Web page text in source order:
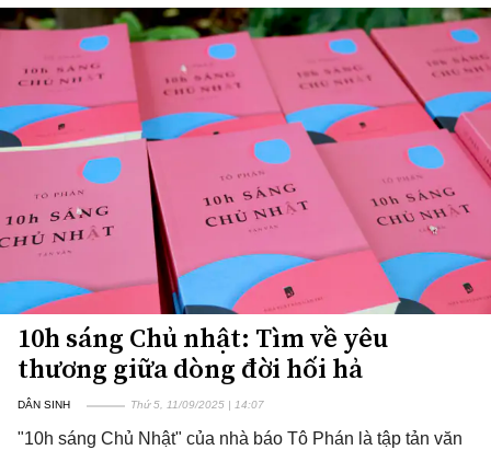
10h sáng Chủ nhật: Tìm về yêu
thương giữa dòng đời hối hả
DÂN SINH Thứ 5, 11/09/2025 | 14:07
"10h sáng Chủ Nhật" của nhà báo Tô Phán là tập tản văn